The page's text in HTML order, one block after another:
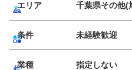
エリア 千葉県その他(
条件 未経験歓迎
業種 指定しない